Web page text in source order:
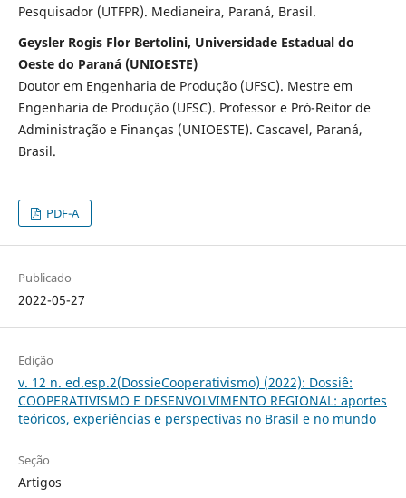
Pesquisador (UTFPR). Medianeira, Paraná, Brasil.
Geysler Rogis Flor Bertolini, Universidade Estadual do
Oeste do Paraná (UNIOESTE)
Doutor em Engenharia de Produção (UFSC). Mestre em
Engenharia de Produção (UFSC). Professor e Pró-Reitor de
Administração e Finanças (UNIOESTE). Cascavel, Paraná,
Brasil.
PDF-A
Publicado
2022-05-27
Edição
v. 12 n. ed.esp.2(DossieCooperativismo) (2022): Dossiê:
COOPERATIVISMO E DESENVOLVIMENTO REGIONAL: aportes
teóricos, experiências e perspectivas no Brasil e no mundo
Seção
Artigos